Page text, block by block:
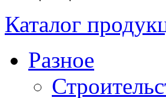
Каталог
Разное